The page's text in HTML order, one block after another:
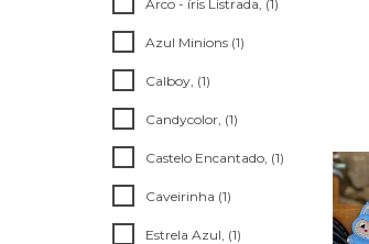
Arco - íris Listrada, (1)
Azul Minions (1)
Calboy, (1)
Candycolor, (1)
Castelo Encantado, (1)
Caveirinha (1)
Estrela Azul, (1)